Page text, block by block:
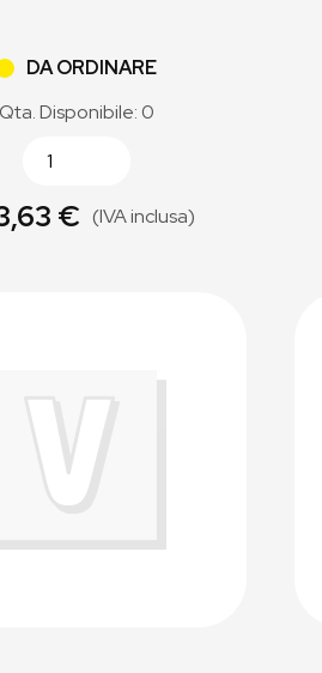
DA ORDINARE
Qta. Disponibile: 0
€ (IVA inclusa)